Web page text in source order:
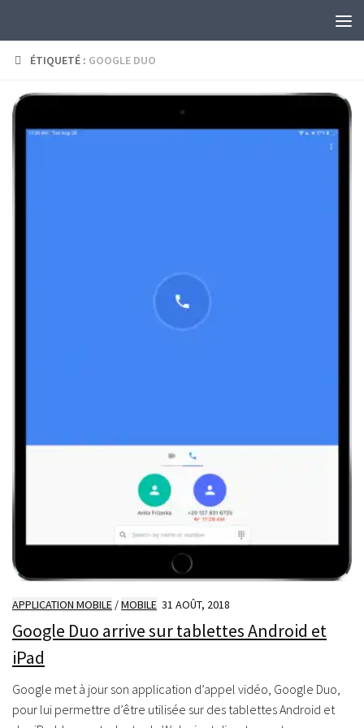
ÉTIQUETÉ : GOOGLE DUO
APPLICATION MOBILE /MOBILE 31 AOÛT, 2018
Google Duo arrive sur tablettes Android et
iPad
Google met à jour son application d’appel vidéo, Google Duo,
pour lui permettre d’être utilisée sur des tablettes Android et